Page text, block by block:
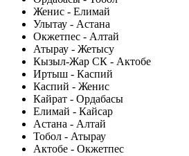
Женис - Елимай
Улытау - Астана
Окжетпес - Алтай
Атырау - Жетысу
Кызыл-Жар СК - Актобе
Иртыш - Каспий
Каспий - Женис
Кайрат - Ордабасы
Елимай - Кайсар
Астана - Алтай
Тобол - Атырау
Актобе - Окжетпес